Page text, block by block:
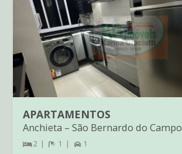
APARTAMENTOS
Anchieta – São Bernardo do Campo
2 1 1